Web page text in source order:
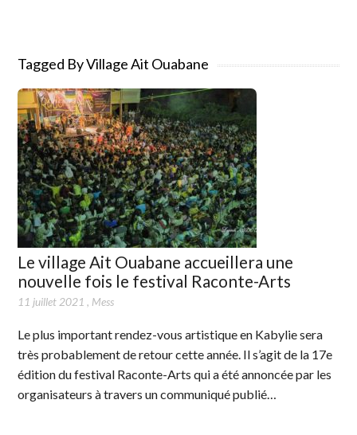
Tagged By Village Ait Ouabane
Le village Ait Ouabane accueillera une
nouvelle fois le festival Raconte-Arts
11 juillet 2021 , Mess
Le plus important rendez-vous artistique en Kabylie sera
très probablement de retour cette année. Il s’agit de la 17e
édition du festival Raconte-Arts qui a été annoncée par les
organisateurs à travers un communiqué publié…